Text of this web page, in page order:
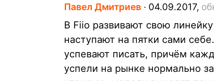
Павел Дмитриев ∙ 04.09.2017,
В Fiio развивают свою
наступают на пятки сами
успевают писать, причём
успели на рынке нормально